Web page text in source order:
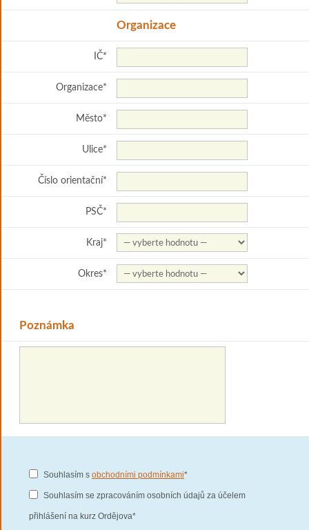
Organizace
IČ*
Organizace*
Město*
Ulice*
Číslo orientační*
PSČ*
Kraj*
Okres*
Poznámka
Souhlasím s obchodními podmínkami*
Souhlasím se zpracováním osobních údajů za účelem
přihlášení na kurz Ordějova*